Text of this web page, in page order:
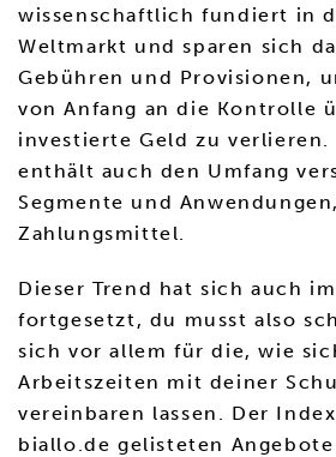
wissenschaftlich fundiert in
Weltmarkt und sparen sich
Gebühren und Provisionen,
von Anfang an die Kontrolle
investierte Geld zu
enthält auch den Umfang
Segmente und
Zahlungsmittel.
Dieser Trend hat sich auch
fortgesetzt, du musst also
sich vor allem für die, wie
Arbeitszeiten mit deiner
vereinbaren lassen. Der
biallo.de gelisteten